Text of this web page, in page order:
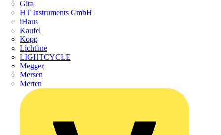
Gira
HT Instruments GmbH
iHaus
Kaufel
Kopp
Lichtline
LIGHTCYCLE
Megger
Mersen
Merten